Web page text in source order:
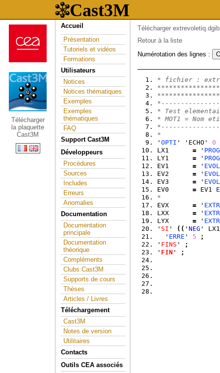
Télécharger
la plaquette
Cast3M
Accueil
Présentation
Tutoriels et vidéos
Formations
Utilisateurs
Notices
Notices thématiques
Exemples
Exemples
thématiques
FAQ
Support Cast3M
Développeurs
Procédures
Sources
Includes
Erreurs
Anomalies
Documentation
Documentation
principale
Documentation
théorique
Compléments
Clubs Cast3M
Supports de cours
Thèses
Articles / Livres
Téléchargement
Cast3M
Notes de version
Utilitaires
Contacts
Outils CEA associés
Télécharger
Retour à la liste
Numérotation des lignes :
* fichier :
* Test
* MOT1 = Nom
*
' OPTI ' 'ECHO' 0
LX1 = ' PROG
LY1 = ' PROG
EV1 = ' EVOL
EV2 = ' EVOL
EV3 = ' EVOL
EV0 = EV1
*
EVX = ' EXTR
LXX = ' EXTR
LYX = ' EXTR
' SI ' ( ( ' NEG '
  '
ERRE ' 5
;
' FINS '
;
' FIN ' ;